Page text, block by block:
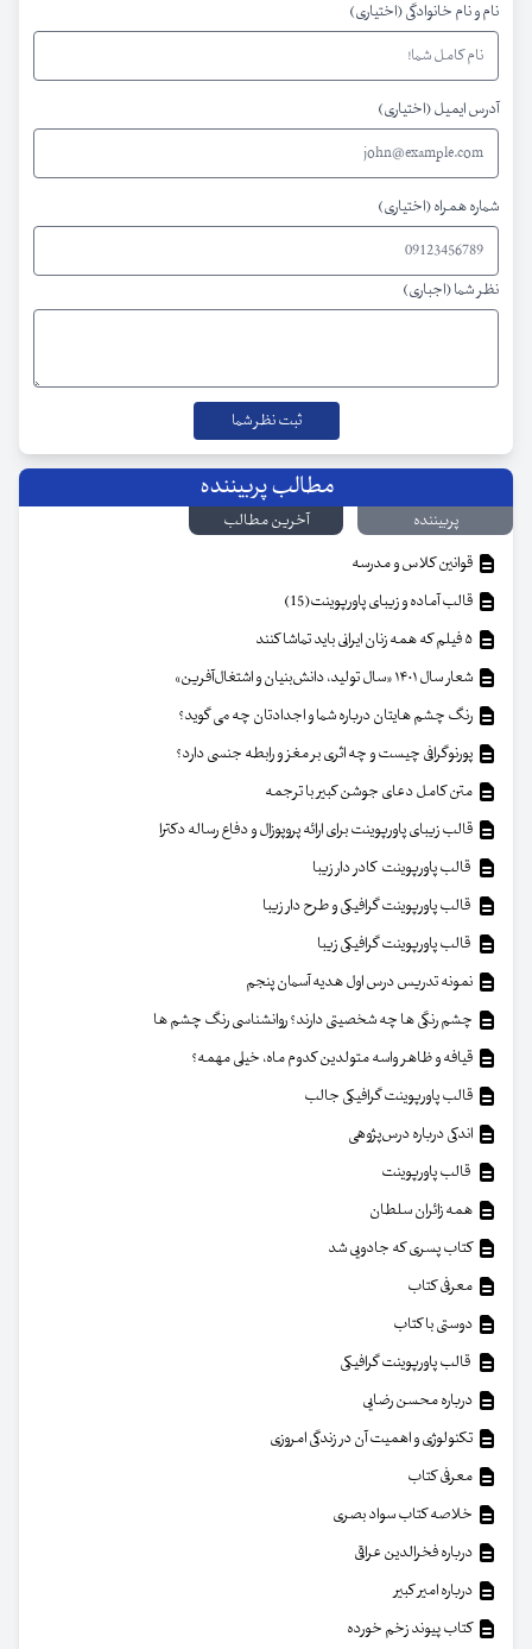
نام و نام خانوادگی (اختیاری)
آدرس ایمیل (اختیاری)
شماره همراه (اختیاری)
نظر شما (اجباری)
مطالب پربیننده
پربیننده
آخرین مطالب
قوانین کلاس و مدرسه
قالب آماده و زیبای پاورپوینت(15)
شعار سال ۱۴۰۱ «سال تولید، دانش‌بنیان و اشتغال‌آفرین»
رنگ چشم هایتان درباره شما و اجدادتان چه می گوید؟
پورنوگرافی چیست و چه اثری بر مغز و رابطه جنسی دارد؟
متن کامل دعای جوشن کبیر با ترجمه
قالب زیبای پاورپوینت برای ارائه پروپوزال و دفاع رساله دکترا
قالب پاورپوینت کادر دار زیبا
قالب پاورپوینت گرافیکی و طرح دار زیبا
قالب پاورپوینت گرافیکی زیبا
نمونه تدریس درس اول هدیه آسمان پنجم
چشم رنگی ها چه شخصیتی دارند؟ روانشناسی رنگ چشم ها
قیافه و ظاهر واسه متولدین کدوم ماه، خیلی مهمه؟
قالب پاورپوینت گرافیکی جالب
اندکی درباره درس‌پژوهی
قالب پاورپوینت
همه زائران سلطان
کتاب پسری که جادویی شد
معرفی کتاب
دوستی با کتاب
قالب پاورپوینت گرافیکی
درباره محسن رضایی
تکنولوژی و اهمیت آن در زندگی امروزی
معرفی کتاب
خلاصه کتاب سواد بصری
درباره فخرالدین عراقی
درباره امیر کبیر
کتاب پیوند زخم خورده